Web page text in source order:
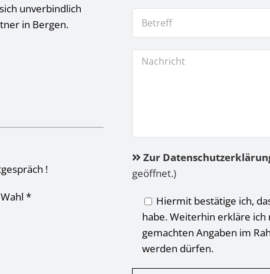
unverbindlich
in Bergen.
!
*
Zur
geöffnet.)
Hiermit bestätige ich,
habe. Weiterhin erkläre
gemachten Angaben im
werden dürfen.